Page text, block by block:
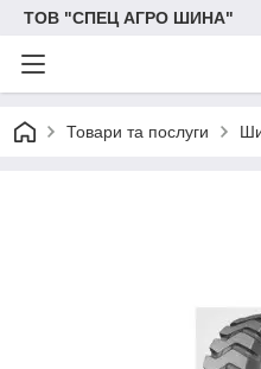
ТОВ "СПЕЦ АГРО ШИНА"
Товари та послуги